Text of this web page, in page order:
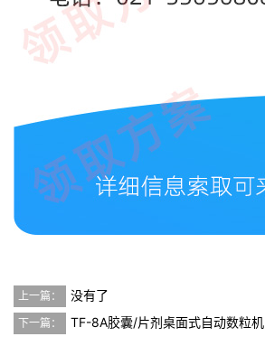
上一篇： 没有了
下一篇： TF-8A胶囊/片剂桌面式自动数粒机